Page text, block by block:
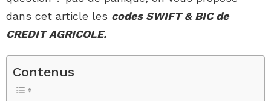
dans cet article les codes SWIFT & BIC de
CREDIT AGRICOLE.
Contenus